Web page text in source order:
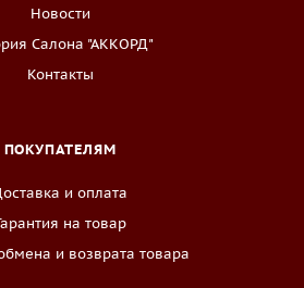
Новости
Салона "АККОРД"
Контакты
ПОКУПАТЕЛЯМ
и оплата
на товар
и возврата товара